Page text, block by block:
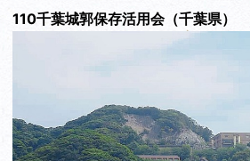
110千葉城郭保存活用会（千葉県）